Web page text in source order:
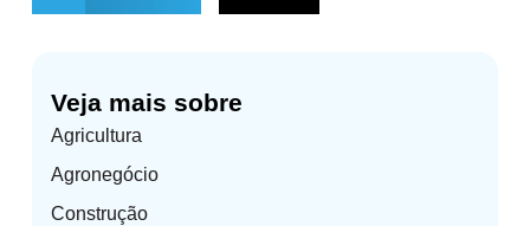
Veja mais sobre
Agricultura
Agronegócio
Construção